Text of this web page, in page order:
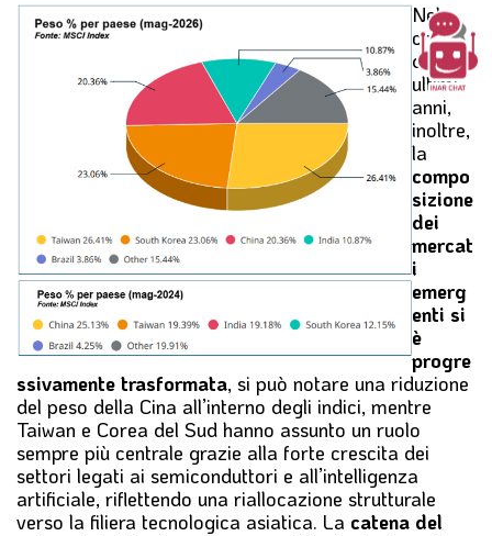
Nel
corso
degli
ultimi
anni,
inoltre,
la
compo
sizione
dei
mercat
i
emerg
enti si
è
progre
ssivamente trasformata, si può notare una riduzione
del peso della Cina all’interno degli indici, mentre
Taiwan e Corea del Sud hanno assunto un ruolo
sempre più centrale grazie alla forte crescita dei
settori legati ai semiconduttori e all’intelligenza
artificiale, riflettendo una riallocazione strutturale
verso la filiera tecnologica asiatica. La catena del